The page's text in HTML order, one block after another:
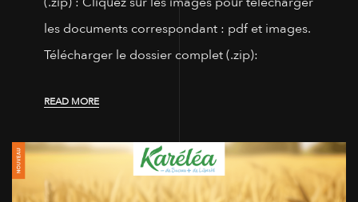
les documents correspondant : pdf et images.
Télécharger le dossier complet (.zip):
READ MORE